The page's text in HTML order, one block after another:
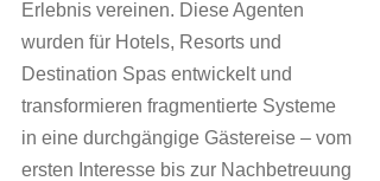
Erlebnis vereinen. Diese Agenten
wurden für Hotels, Resorts und
Destination Spas entwickelt und
transformieren fragmentierte Systeme
in eine durchgängige Gästereise – vom
ersten Interesse bis zur Nachbetreuung